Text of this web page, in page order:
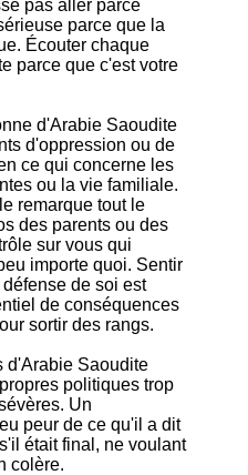
pas aller parce
parce que la
Écouter chaque
parce que c'est votre
d'Arabie Saoudite
d'oppression ou de
ce qui concerne les
ou la vie familiale.
remarque tout le
des parents ou des
sur vous qui
importe quoi. Sentir
de soi est
de conséquences
sortir des rangs.
d'Arabie Saoudite
politiques trop
Un
peur de ce qu'il a dit
était final, ne voulant
colère.